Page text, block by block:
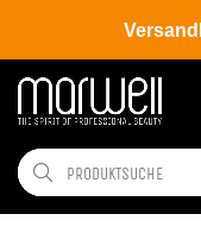
Shop Brands